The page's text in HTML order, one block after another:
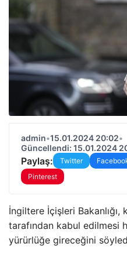
admin•15.01.2024 20:02•
Güncellendi: 15.01.2024
Paylaş: Twitter
Pinterest
İngiltere İçişleri Bakanlığı,
tarafından kabul edilmesi
yürürlüğe gireceğini